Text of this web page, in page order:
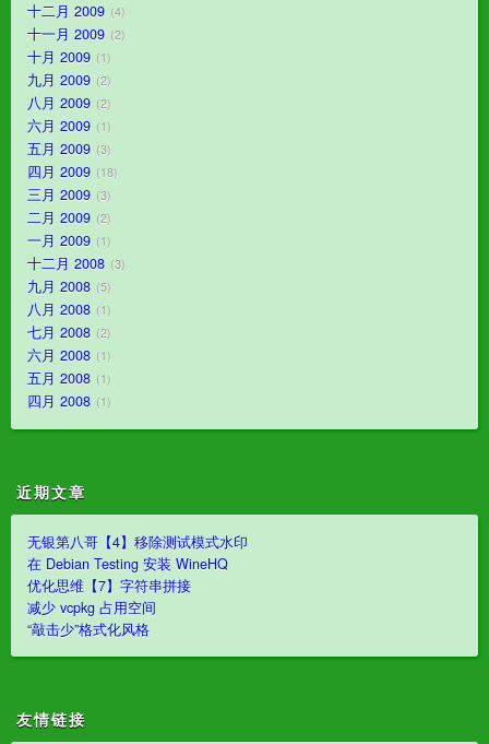
十二月 2009 4
十一月 2009 2
十月 2009 1
九月 2009 2
八月 2009 2
六月 2009 1
五月 2009 3
四月 2009 18
三月 2009 3
二月 2009 2
一月 2009 1
十二月 2008 3
九月 2008 5
八月 2008 1
七月 2008 2
六月 2008 1
五月 2008 1
四月 2008 1
近期文章
无银第八哥【4】移除测试模式水印
在 Debian Testing 安装 WineHQ
优化思维【7】字符串拼接
减少 vcpkg 占用空间
“敲击少”格式化风格
友情链接